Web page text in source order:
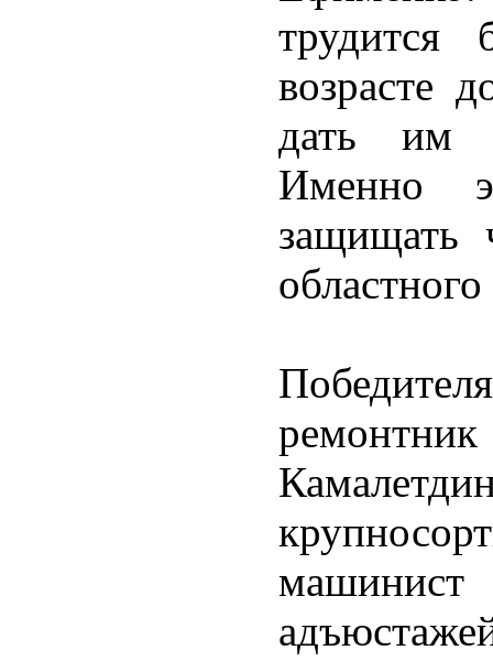
трудится
возрасте
дать им
Именно
защищать